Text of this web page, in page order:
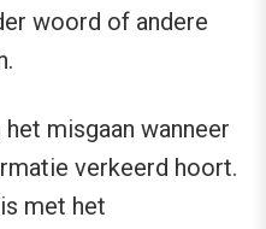
woord of andere
misgaan wanneer
verkeerd hoort.
met het